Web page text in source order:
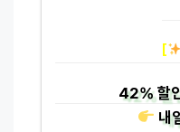
[
42%할
내